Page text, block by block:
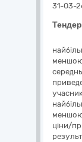
31-03-
меншою
меншою
ціни/